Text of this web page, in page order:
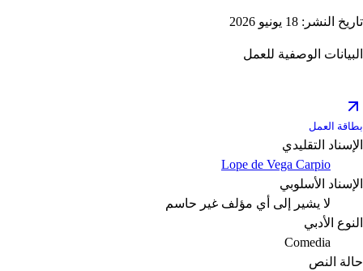
تاريخ النشر: 18 يونيو 2026
البيانات الوصفية للعمل
بطاقة العمل
الإسناد التقليدي
Lope de Vega Carpio
الإسناد الأسلوبي
لا يشير إلى أي مؤلف غير حاسم
النوع الأدبي
Comedia
حالة النص